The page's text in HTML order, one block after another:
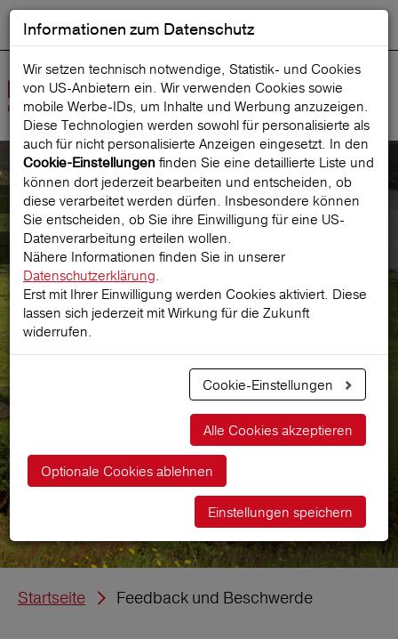
Suche starten
Feedback und Beschwerde
Ihre Anliegen
Startseite Feedback und Beschwerde
Informationen zum Datenschutz
Wir setzen technisch notwendige, Statistik- und Cookies
von US-Anbietern ein. Wir verwenden Cookies sowie
mobile Werbe‑IDs, um Inhalte und Werbung anzuzeigen.
Diese Technologien werden sowohl für personalisierte als
auch für nicht personalisierte Anzeigen eingesetzt. In den
Cookie-Einstellungen finden Sie eine detaillierte Liste und
können dort jederzeit bearbeiten und entscheiden, ob
diese verarbeitet werden dürfen. Insbesondere können
Sie entscheiden, ob Sie ihre Einwilligung für eine US-
Datenverarbeitung erteilen wollen.
Nähere Informationen finden Sie in unserer
Datenschutzerklärung.
Erst mit Ihrer Einwilligung werden Cookies aktiviert. Diese
lassen sich jederzeit mit Wirkung für die Zukunft
widerrufen.
Cookie-Einstellungen
Alle Cookies akzeptieren
Optionale Cookies ablehnen
Einstellungen speichern